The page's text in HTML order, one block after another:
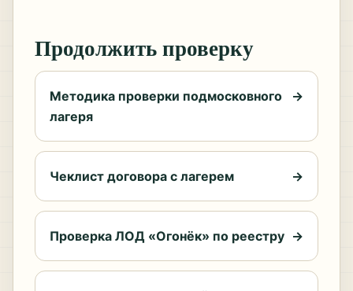
Продолжить проверку
Методика проверки подмосковного
лагеря
→
Чеклист договора с лагерем →
Проверка ЛОД «Огонёк» по реестру →